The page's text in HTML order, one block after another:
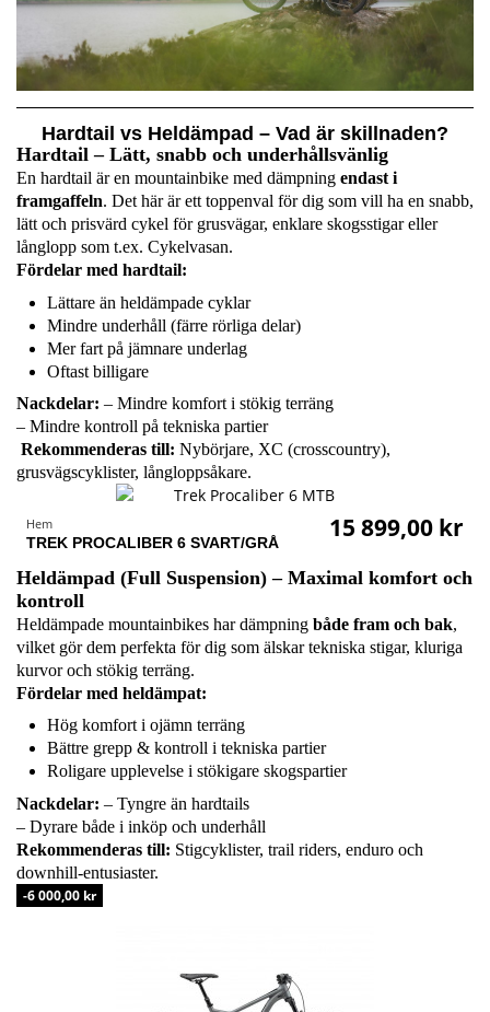
Hardtail vs Heldämpad – Vad är skillnaden?
Hardtail – Lätt, snabb och underhållsvänlig
En hardtail är en mountainbike med dämpning endast i
framgaffeln. Det här är ett toppenval för dig som vill ha en snabb,
lätt och prisvärd cykel för grusvägar, enklare skogsstigar eller
långlopp som t.ex. Cykelvasan.
Fördelar med hardtail:
Lättare än heldämpade cyklar
Mindre underhåll (färre rörliga delar)
Mer fart på jämnare underlag
Oftast billigare
Nackdelar: – Mindre komfort i stökig terräng
– Mindre kontroll på tekniska partier
Rekommenderas till: Nybörjare, XC (crosscountry),
grusvägscyklister, långloppsåkare.
Hem
TREK PROCALIBER 6 SVART/GRÅ 15 899,00 kr
Heldämpad (Full Suspension) – Maximal komfort och
kontroll
Heldämpade mountainbikes har dämpning både fram och bak,
vilket gör dem perfekta för dig som älskar tekniska stigar, kluriga
kurvor och stökig terräng.
Fördelar med heldämpat:
Hög komfort i ojämn terräng
Bättre grepp & kontroll i tekniska partier
Roligare upplevelse i stökigare skogspartier
Nackdelar: – Tyngre än hardtails
– Dyrare både i inköp och underhåll
Rekommenderas till: Stigcyklister, trail riders, enduro och
downhill-entusiaster.
-6 000,00 kr